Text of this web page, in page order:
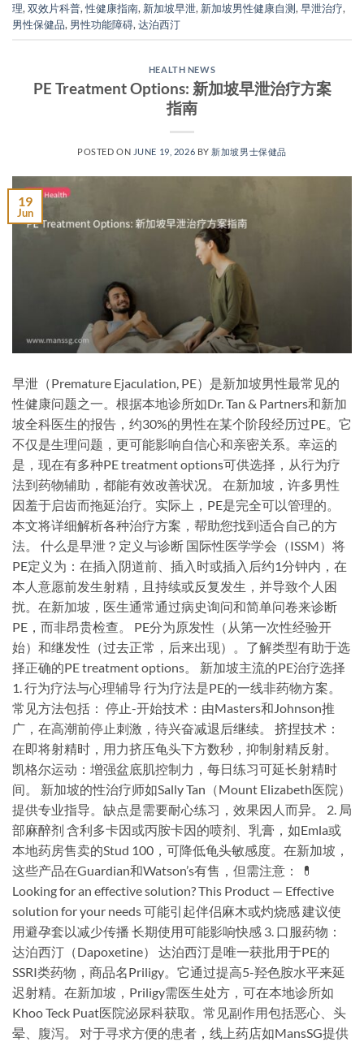
理,双效片科普,性健康指南, 新加坡早泄, 新加坡男性健康自测,早泄治疗,
男性保健品, 男性功能障碍,达泊西汀
HEALTH NEWS
PE Treatment Options: 新加坡早泄治疗方案
指南
POSTED ON JUNE 19, 2026 BY 新加坡男士保健品
19
Jun
早泄（Premature Ejaculation, PE）是新加坡男性最常见的
性健康问题之一。根据本地诊所如Dr. Tan & Partners和新加
坡全科医生的报告，约30%的男性在某个阶段经历过PE。它
不仅是生理问题，更可能影响自信心和亲密关系。幸运的
是，现在有多种PE treatment options可供选择，从行为疗
法到药物辅助，都能有效改善状况。 在新加坡，许多男性
因羞于启齿而拖延治疗。实际上，PE是完全可以管理的。
本文将详细解析各种治疗方案，帮助您找到适合自己的方
法。 什么是早泄？定义与诊断 国际性医学学会（ISSM）将
PE定义为：在插入阴道前、插入时或插入后约1分钟内，在
本人意愿前发生射精，且持续或反复发生，并导致个人困
扰。在新加坡，医生通常通过病史询问和简单问卷来诊断
PE，而非昂贵检查。 PE分为原发性（从第一次性经验开
始）和继发性（过去正常，后来出现）。了解类型有助于选
择正确的PE treatment options。 新加坡主流的PE治疗选择
1. 行为疗法与心理辅导 行为疗法是PE的一线非药物方案。
常见方法包括： 停止-开始技术：由Masters和Johnson推
广，在高潮前停止刺激，待兴奋减退后继续。 挤捏技术：
在即将射精时，用力挤压龟头下方数秒，抑制射精反射。
凯格尔运动：增强盆底肌控制力，每日练习可延长射精时
间。 新加坡的性治疗师如Sally Tan（Mount Elizabeth医院）
提供专业指导。缺点是需要耐心练习，效果因人而异。 2. 局
部麻醉剂 含利多卡因或丙胺卡因的喷剂、乳膏，如Emla或
本地药房售卖的Stud 100，可降低龟头敏感度。在新加坡，
这些产品在Guardian和Watson’s有售，但需注意： 💊
Looking for an effective solution? This Product — Effective
solution for your needs 可能引起伴侣麻木或灼烧感 建议使
用避孕套以减少传播 长期使用可能影响快感 3. 口服药物：
达泊西汀（Dapoxetine） 达泊西汀是唯一获批用于PE的
SSRI类药物，商品名Priligy。它通过提高5-羟色胺水平来延
迟射精。在新加坡，Priligy需医生处方，可在本地诊所如
Khoo Teck Puat医院泌尿科获取。常见副作用包括恶心、头
晕、腹泻。 对于寻求方便的患者，线上药店如MansSG提供